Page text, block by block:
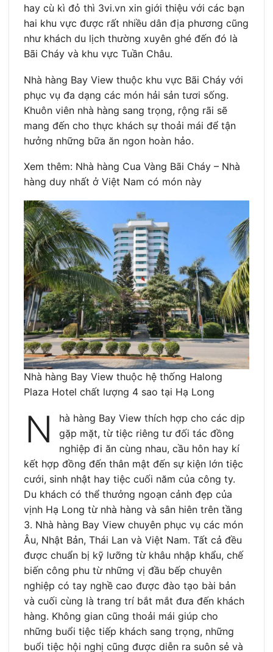
hay cù kì đỏ thì 3vi.vn xin giới thiệu với các bạn
hai khu vực được rất nhiều dân địa phương cũng
như khách du lịch thường xuyên ghé đến đó là
Bãi Cháy và khu vực Tuần Châu.
Nhà hàng Bay View thuộc khu vực Bãi Cháy với
phục vụ đa dạng các món hải sản tươi sống.
Khuôn viên nhà hàng sang trọng, rộng rãi sẽ
mang đến cho thực khách sự thoải mái để tận
hưởng những bữa ăn ngon hoàn hảo.
Xem thêm: Nhà hàng Cua Vàng Bãi Cháy – Nhà
hàng duy nhất ở Việt Nam có món này
Nhà hàng Bay View thuộc hệ thống Halong
Plaza Hotel chất lượng 4 sao tại Hạ Long
N
hà hàng Bay View thích hợp cho các dịp
gặp mặt, từ tiệc riêng tư đối tác đồng
nghiệp đi ăn cùng nhau, cầu hôn hay kí
kết hợp đồng đến thân mật đến sự kiện lớn tiệc
cưới, sinh nhật hay tiệc cuối năm của công ty.
Du khách có thể thưởng ngoạn cảnh đẹp của
vịnh Hạ Long từ nhà hàng và sân hiên trên tầng
3. Nhà hàng Bay View chuyên phục vụ các món
Âu, Nhật Bản, Thái Lan và Việt Nam. Tất cả đều
được chuẩn bị kỹ lưỡng từ khâu nhập khẩu, chế
biến công phu từ những vị đầu bếp chuyên
nghiệp có tay nghề cao được đào tạo bài bản
và cuối cùng là trang trí bắt mắt đưa đến khách
hàng. Không gian cũng thoải mái giúp cho
những buổi tiệc tiếp khách sang trọng, những
buổi tiệc hội nghị cũng được diễn ra suôn sẻ và